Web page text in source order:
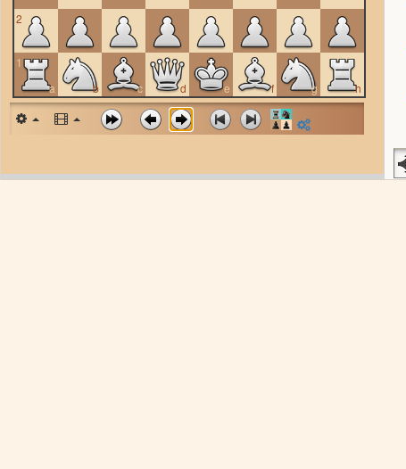
2
a
1
b
c d e f g h